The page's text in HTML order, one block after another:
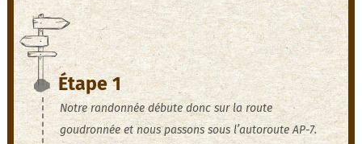
Étape 1
Notre randonnée débute donc sur la route
goudronnée et nous passons sous l’autoroute AP-7.